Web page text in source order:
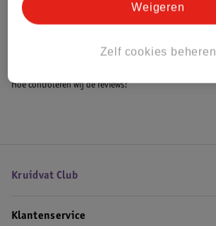
Bekijk ook
Alle Kinderstoelen
Hoe controleren wij de reviews?
Kruidvat Club
Klantenservice
Zelf cookies beheren
Weigeren